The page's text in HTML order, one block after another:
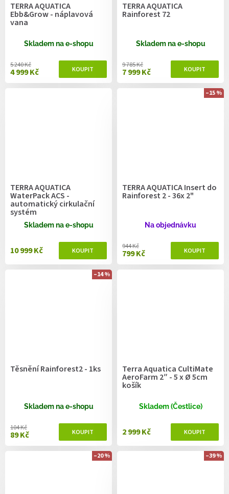
TERRA AQUATICA
Ebb&Grow - náplavová
vana
Skladem na e-shopu
4 999 Kč
5 240 Kč
TERRA AQUATICA
Rainforest 72
Skladem na e-shopu
7 999 Kč
9 785 Kč
TERRA AQUATICA
WaterPack ACS -
automatický cirkulační
systém
Skladem na e-shopu
10 999 Kč
–15 %
TERRA AQUATICA Insert do
Rainforest 2 - 36x 2"
Na objednávku
799 Kč
944 Kč
–14 %
Těsnění Rainforest2 - 1ks
Skladem na e-shopu
89 Kč
104 Kč
Terra Aquatica CultiMate
AeroFarm 2″ - 5 x Ø 5cm
košík
Skladem (Čestlice)
2 999 Kč
–20 % –39 %